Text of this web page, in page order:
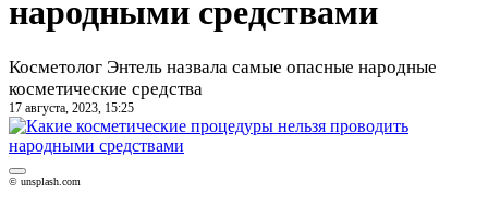
народными средствами
Косметолог Энтель назвала самые опасные народные
косметические средства
17 августа, 2023, 15:25
© unsplash.com